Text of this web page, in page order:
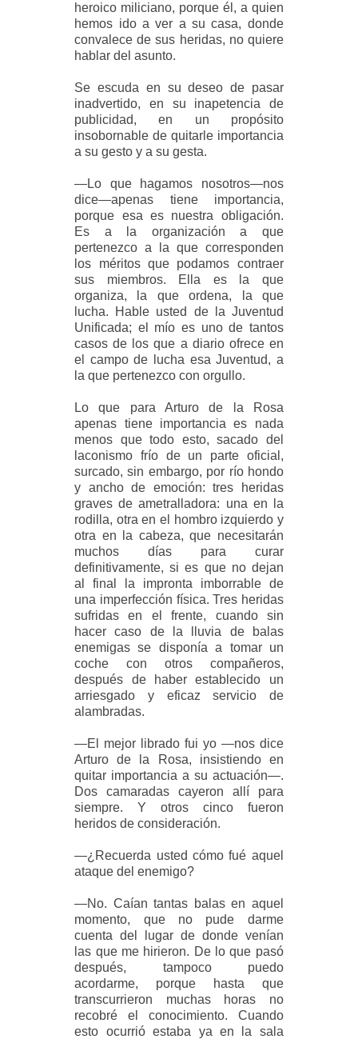
heroico miliciano, porque él, a quien
hemos ido a ver a su casa, donde
convalece de sus heridas, no quiere
hablar del asunto.
Se escuda en su deseo de pasar
inadvertido, en su inapetencia de
publicidad, en un propósito
insobornable de quitarle importancia
a su gesto y a su gesta.
—Lo que hagamos nosotros—nos
dice—apenas tiene importancia,
porque esa es nuestra obligación.
Es a la organización a que
pertenezco a la que corresponden
los méritos que podamos contraer
sus miembros. Ella es la que
organiza, la que ordena, la que
lucha. Hable usted de la Juventud
Unificada; el mío es uno de tantos
casos de los que a diario ofrece en
el campo de lucha esa Juventud, a
la que pertenezco con orgullo.
Lo que para Arturo de la Rosa
apenas tiene importancia es nada
menos que todo esto, sacado del
laconismo frío de un parte oficial,
surcado, sin embargo, por río hondo
y ancho de emoción: tres heridas
graves de ametralladora: una en la
rodilla, otra en el hombro izquierdo y
otra en la cabeza, que necesitarán
muchos días para curar
definitivamente, si es que no dejan
al final la impronta imborrable de
una imperfección física. Tres heridas
sufridas en el frente, cuando sin
hacer caso de la lluvia de balas
enemigas se disponía a tomar un
coche con otros compañeros,
después de haber establecido un
arriesgado y eficaz servicio de
alambradas.
—El mejor librado fui yo —nos dice
Arturo de la Rosa, insistiendo en
quitar importancia a su actuación—.
Dos camaradas cayeron allí para
siempre. Y otros cinco fueron
heridos de consideración.
—¿Recuerda usted cómo fué aquel
ataque del enemigo?
—No. Caían tantas balas en aquel
momento, que no pude darme
cuenta del lugar de donde venían
las que me hirieron. De lo que pasó
después, tampoco puedo
acordarme, porque hasta que
transcurrieron muchas horas no
recobré el conocimiento. Cuando
esto ocurrió estaba ya en la sala